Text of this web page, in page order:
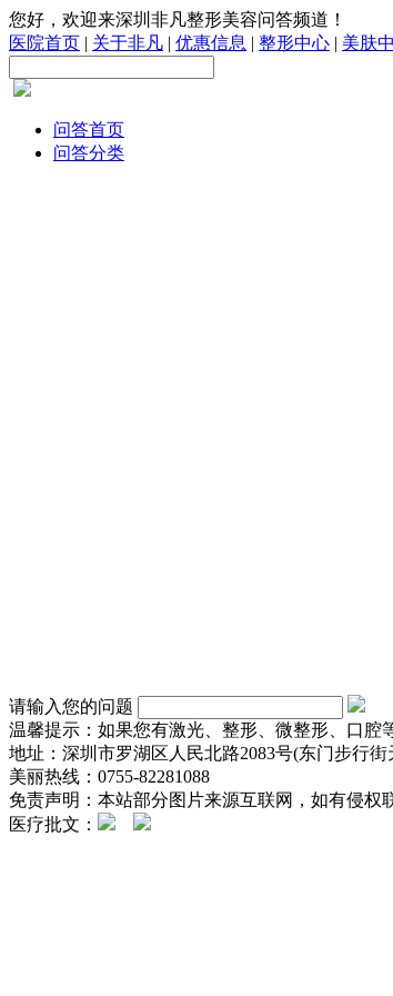
您好，欢迎来深圳非凡整形美容问答频道！
医院首页 | 关于非凡 | 优惠信息 | 整形中心 | 美肤
问答首页
问答分类
请输入您的问题
温馨提示：如果您有激光、整形、微整形、口
地址：深圳市罗湖区人民北路2083号(东门步行
美丽热线：0755-82281088
免责声明：本站部分图片来源互联网，如有侵权
医疗批文：